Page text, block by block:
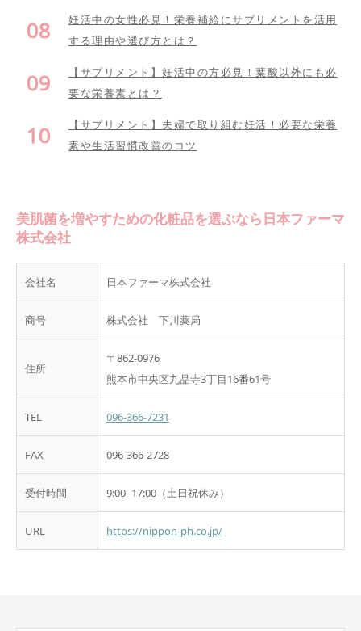
妊活中の女性必見！栄養補給にサプリメントを活用
する理由や選び方とは？
【サプリメント】妊活中の方必見！葉酸以外にも必
要な栄養素とは？
【サプリメント】夫婦で取り組む妊活！必要な栄養
素や生活習慣改善のコツ
美肌菌を増やすための化粧品を選ぶなら日本ファーマ
株式会社
会社名 日本ファーマ株式会社
商号 株式会社 下川薬局
住所
〒862-0976
熊本市中央区九品寺3丁目16番61号
TEL 096-366-7231
FAX 096-366-2728
受付時間 9:00- 17:00（土日祝休み）
URL https://nippon-ph.co.jp/